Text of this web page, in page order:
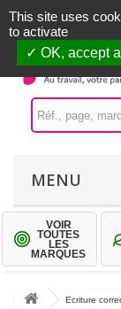
MENU
VOIR
TOUTES
LES
MARQUES
Ecriture
This site uses
to activate
OK, accept all